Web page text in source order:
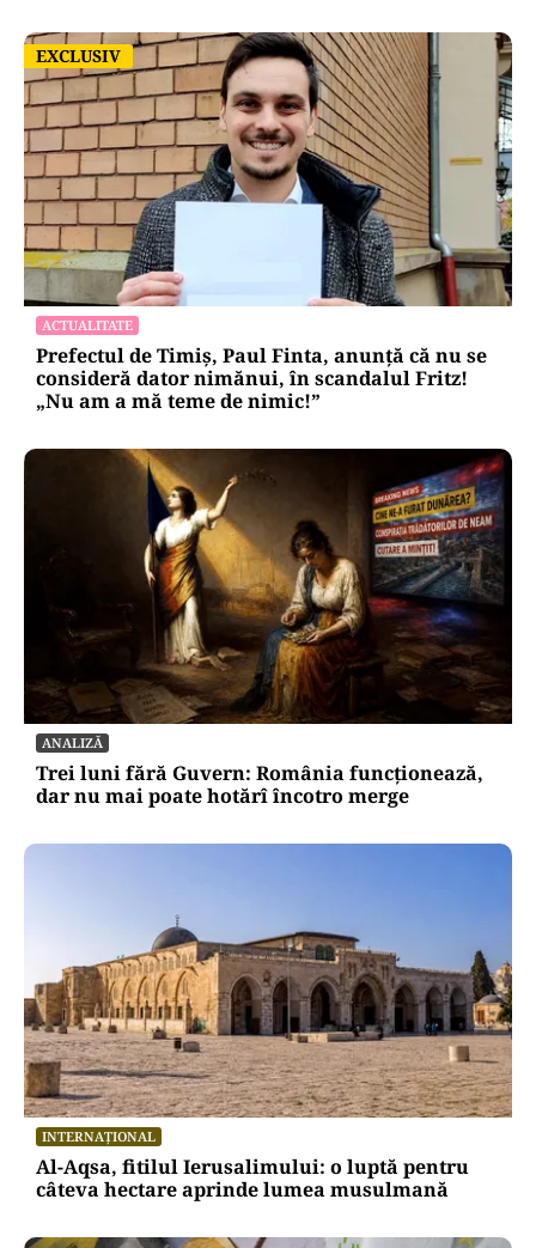
EXCLUSIV
EXCLUSIV
ACTUALITATE
Prefectul de Timiș, Paul Finta, anunță că nu se
consideră dator nimănui, în scandalul Fritz!
„Nu am a mă teme de nimic!”
ANALIZĂ
Trei luni fără Guvern: România funcționează,
dar nu mai poate hotărî încotro merge
INTERNAȚIONAL
Al-Aqsa, fitilul Ierusalimului: o luptă pentru
câteva hectare aprinde lumea musulmană